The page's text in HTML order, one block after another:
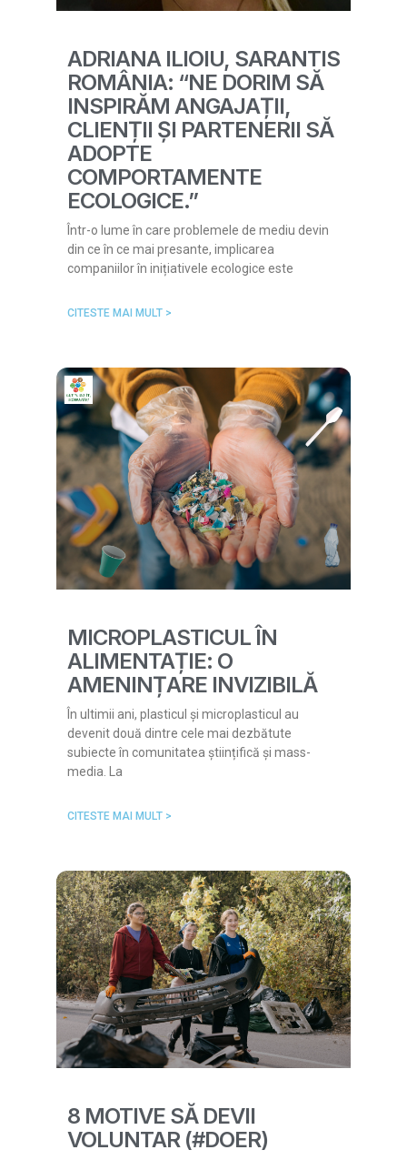
ADRIANA ILIOIU, SARANTIS
ROMÂNIA: “NE DORIM SĂ
INSPIRĂM ANGAJAȚII,
CLIENȚII ȘI PARTENERII SĂ
ADOPTE
COMPORTAMENTE
ECOLOGICE.”
Într-o lume în care problemele de mediu devin
din ce în ce mai presante, implicarea
companiilor în inițiativele ecologice este
CITESTE MAI MULT >
MICROPLASTICUL ÎN
ALIMENTAȚIE: O
AMENINȚARE INVIZIBILĂ
În ultimii ani, plasticul și microplasticul au
devenit două dintre cele mai dezbătute
subiecte în comunitatea științifică și mass-
media. La
CITESTE MAI MULT >
8 MOTIVE SĂ DEVII
VOLUNTAR (#DOER)